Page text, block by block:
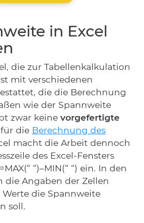
in Excel
die zur Tabellenkalkulation
mit verschiedenen
die die Berechnung
wie der Spannweite
zwar keine vorgefertigte
die Berechnung des
macht die Arbeit dennoch
des Excel-Fensters
“)–MIN(“ “) ein. In den
die Angaben der Zellen
die Spannweite
soll.